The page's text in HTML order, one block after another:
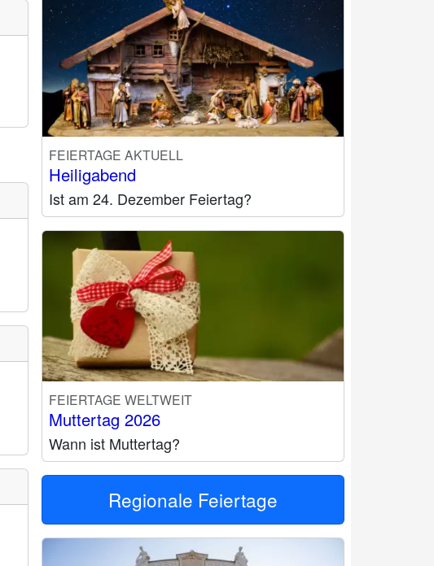
FEIERTAGE AKTUELL
Heiligabend
Ist am 24. Dezember Feiertag?
FEIERTAGE WELTWEIT
Muttertag 2026
Wann ist Muttertag?
Regionale Feiertage